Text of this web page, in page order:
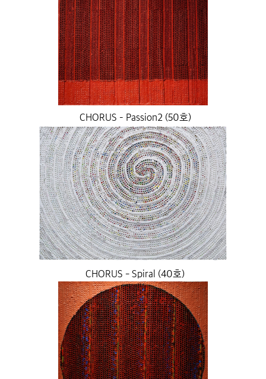
CHORUS – Passion2 (50호)
CHORUS - Spiral (40호)